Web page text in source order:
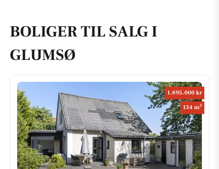
BOLIGER TIL SALG I
GLUMSØ
1.895.000 kr
134 m2